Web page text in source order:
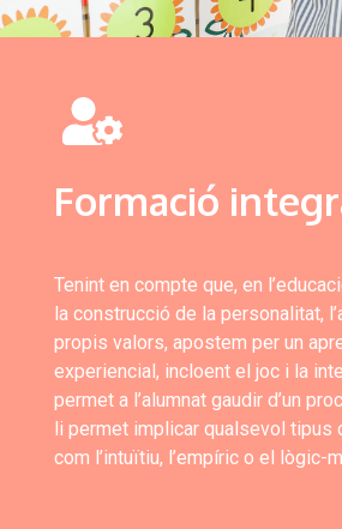
Formació
Tenint en compte que, en
la construcció de la personalitat,
propis valors, apostem per un
experiencial, incloent el joc i la
permet a l’alumnat gaudir d’un
li permet implicar qualsevol tipus
com l’intuïtiu, l’empíric o el lògic-